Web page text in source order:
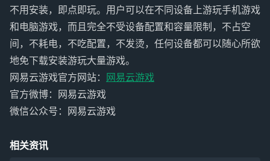
不用安装，即点即玩。用户可以在不同设备上游玩手机游戏
和电脑游戏，而且完全不受设备配置和容量限制，不占空
间，不耗电，不吃配置，不发烫，任何设备都可以随心所欲
地免下载安装游玩大量游戏。
网易云游戏官方网站：
网易云游戏
官方微博：网易云游戏
微信公众号：网易云游戏
相关资讯